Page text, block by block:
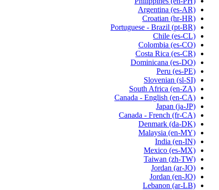
Argentina (es-AR)
Croatian (hr-HR)
Portuguese - Brazil (pt-BR)
Chile (es-CL)
Colombia (es-CO)
Costa Rica (es-CR)
Dominicana (es-DO)
Peru (es-PE)
Slovenian (sl-SI)
South Africa (en-ZA)
Canada - English (en-CA)
Japan (ja-JP)
Canada - French (fr-CA)
Denmark (da-DK)
Malaysia (en-MY)
India (en-IN)
Mexico (es-MX)
Taiwan (zh-TW)
Jordan (ar-JO)
Jordan (en-JO)
Lebanon (ar-LB)